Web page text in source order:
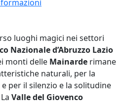
luoghi magici nei settori
Nazionale d’Abruzzo Lazio
monti delle Mainarde rimane
naturali, per la
per il silenzio e la solitudine
Valle del Giovenco